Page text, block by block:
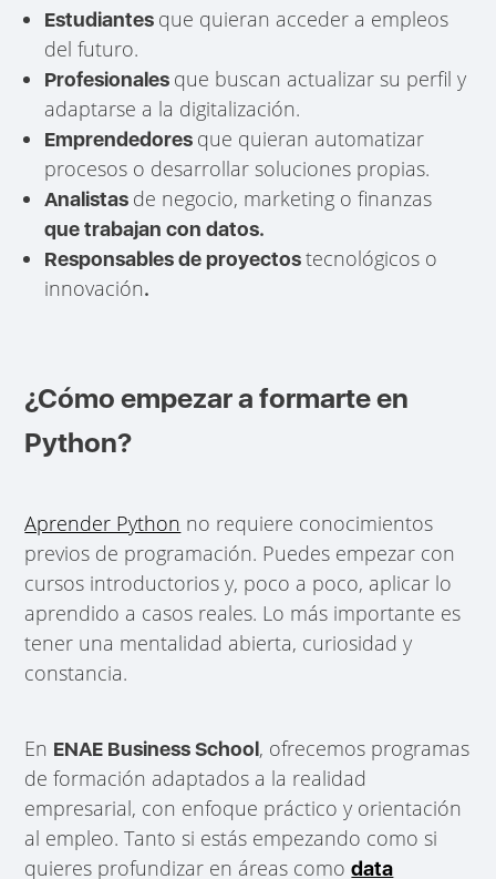
Estudiantes que quieran acceder a empleos
del futuro.
Profesionales que buscan actualizar su perfil y
adaptarse a la digitalización.
Emprendedores que quieran automatizar
procesos o desarrollar soluciones propias.
Analistas de negocio, marketing o finanzas
que trabajan con datos.
Responsables de proyectostecnológicos o
innovación.
¿Cómo empezar a formarte en
Python?
Aprender Python no requiere conocimientos
previos de programación. Puedes empezar con
cursos introductorios y, poco a poco, aplicar lo
aprendido a casos reales. Lo más importante es
tener una mentalidad abierta, curiosidad y
constancia.
En ENAE Business School, ofrecemos programas
de formación adaptados a la realidad
empresarial, con enfoque práctico y orientación
al empleo. Tanto si estás empezando como si
quieres profundizar en áreas comodata